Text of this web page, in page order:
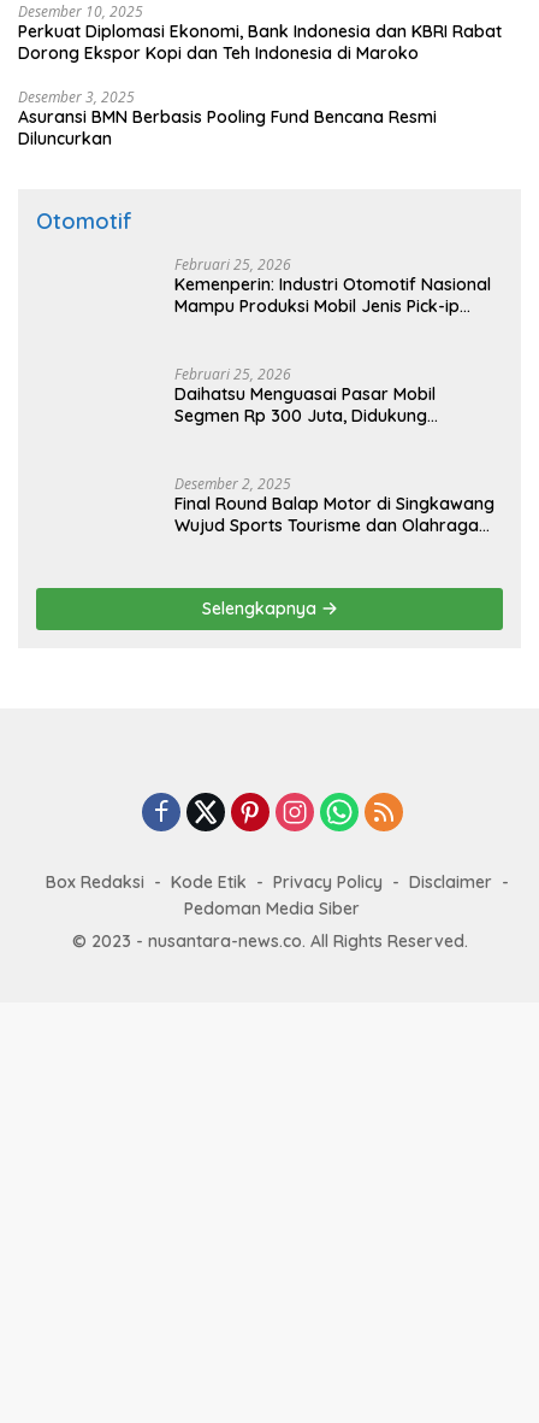
Desember 10, 2025
Perkuat Diplomasi Ekonomi, Bank Indonesia dan KBRI Rabat
Dorong Ekspor Kopi dan Teh Indonesia di Maroko
Desember 3, 2025
Asuransi BMN Berbasis Pooling Fund Bencana Resmi
Diluncurkan
Otomotif
Februari 25, 2026
Kemenperin: Industri Otomotif Nasional
Mampu Produksi Mobil Jenis Pick-ip
Februari 25, 2026
Daihatsu Menguasai Pasar Mobil
Segmen Rp 300 Juta, Didukung
Desember 2, 2025
Final Round Balap Motor di Singkawang
Wujud Sports Tourisme dan Olahraga
Selengkapnya
Box Redaksi Kode Etik Privacy Policy
Disclaimer
Pedoman Media Siber
© 2023 - nusantara-news.co. All Rights Reserved.